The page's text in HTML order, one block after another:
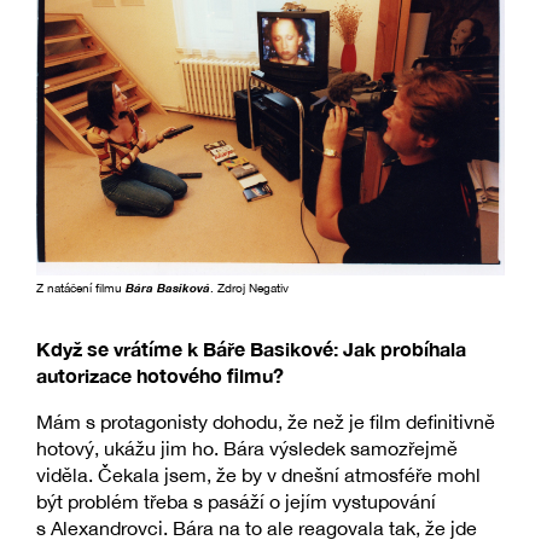
Z natáčení filmu Bára Basiková. Zdroj Negativ
Když se vrátíme k Báře Basikové: Jak probíhala
autorizace hotového filmu?
Mám s protagonisty dohodu, že než je film definitivně
hotový, ukážu jim ho. Bára výsledek samozřejmě
viděla. Čekala jsem, že by v dnešní atmosféře mohl
být problém třeba s pasáží o jejím vystupování
s Alexandrovci. Bára na to ale reagovala tak, že jde